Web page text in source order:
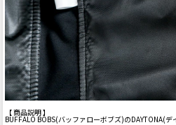
【 商品説明 】
BUFFALO BOBS(バッファローボブズ)のDAYTONA(